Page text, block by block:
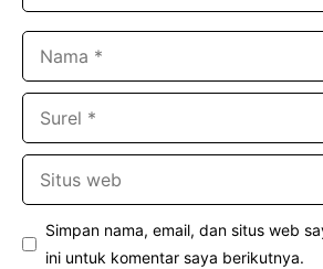
Simpan nama, email, dan situs web
ini untuk komentar saya berikutnya.